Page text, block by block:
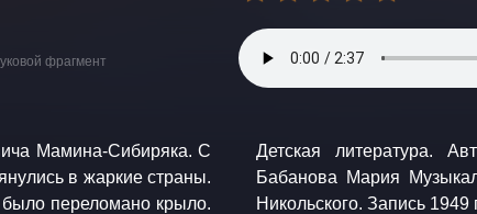
фрагмент
Мамина-Сибиряка. С
в жаркие страны.
переломано крыло.
Никольский. Читает:
Оркестр п/у Юрия